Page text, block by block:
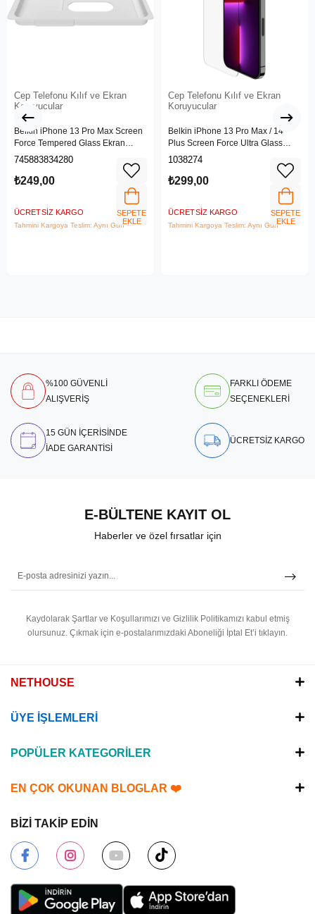
Cep Telefonu Kılıf ve Ekran
Koruyucular
Belkin iPhone 13 Pro Max Screen
Force Tempered Glass Ekran
Koruyucu - OvaO70ZZ
745883834280
₺249,00
ÜCRETSIZ KARGO
Tahmini Kargoya Teslim: Aynı Gün
SEPETE
EKLE
Cep Telefonu Kılıf ve Ekran
Koruyucular
Belkin iPhone 13 Pro Max / 14
Plus Screen Force Ultra Glass
Ekran Koruyucu - Ova079ZZ
1038274
₺299,00
ÜCRETSIZ KARGO
Tahmini Kargoya Teslim: Aynı Gün
SEPETE
EKLE
%100 GÜVENLİ
ALIŞVERİŞ
FARKLI ÖDEME
SEÇENEKLERİ
15 GÜN İÇERİSİNDE
İADE GARANTİSİ
ÜCRETSİZ KARGO
E-BÜLTENE KAYIT OL
Haberler ve özel fırsatlar için
Kaydolarak Şartlar ve Koşullarımızı ve Gizlilik Politikamızı kabul etmiş
olursunuz. Çıkmak için e-postalarımızdaki Aboneliği İptal Et’i tıklayın.
NETHOUSE
ÜYE İŞLEMLERİ
POPÜLER KATEGORİLER
EN ÇOK OKUNAN BLOGLAR ❤️
BİZİ TAKİP EDİN